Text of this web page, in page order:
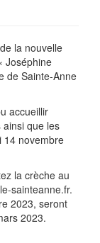
la nouvelle
Joséphine
de Sainte-Anne
accueillir
ainsi que les
14 novembre
la crèche au
sainteanne.fr.
2023, seront
2023.